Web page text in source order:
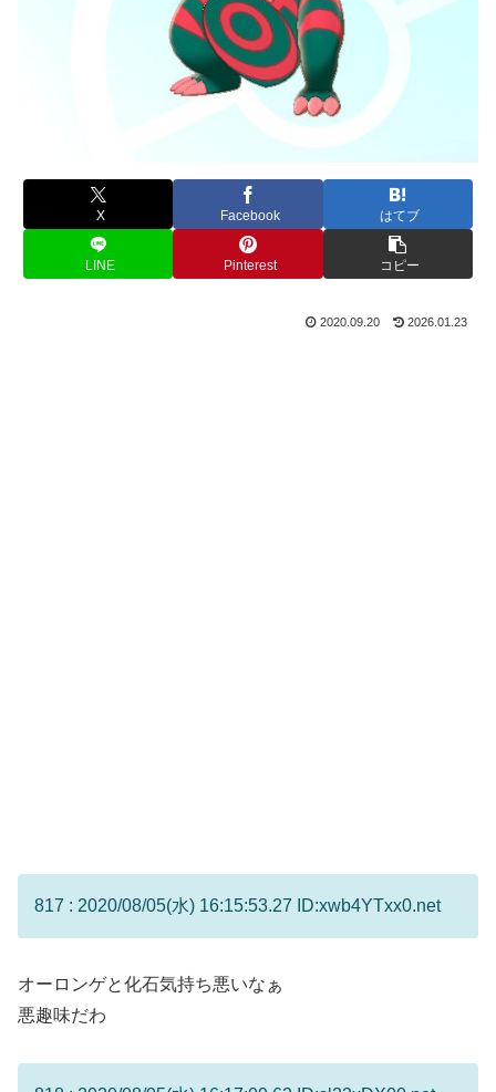
X Facebook はてブ
LINE Pinterest コピー
2020.09.20 2026.01.23
817 : 2020/08/05(水) 16:15:53.27 ID:xwb4YTxx0.net
オーロンゲと化石気持ち悪いなぁ
悪趣味だわ